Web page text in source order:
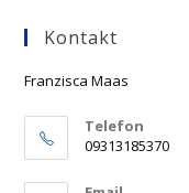
Kontakt
Franzisca Maas
Telefon
09313185370